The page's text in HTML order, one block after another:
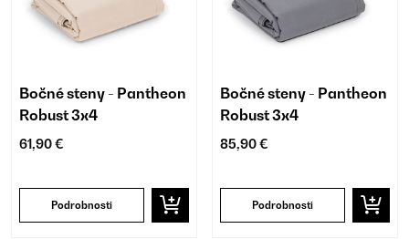
Bočné steny - Pantheon
Robust 3x4
61,90 €
Podrobnosti
Bočné steny - Pantheon
Robust 3x4
85,90 €
Podrobnosti